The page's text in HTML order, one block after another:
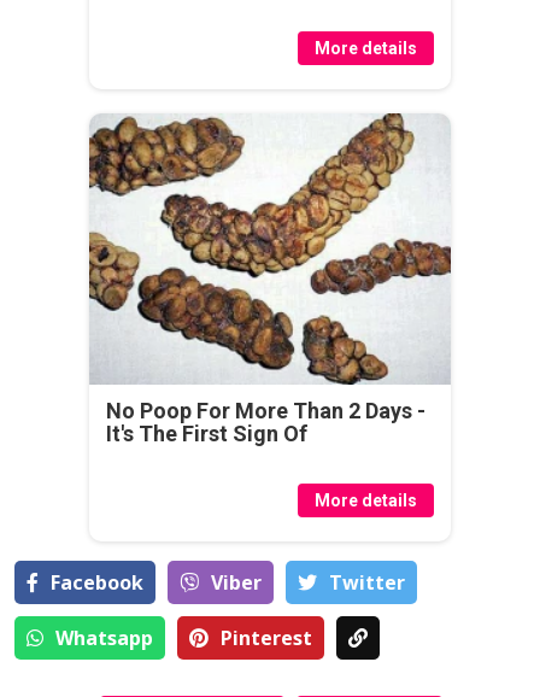
More details
No Poop For More Than 2 Days -
It's The First Sign Of
More details
Facebook Viber Тwitter
Whatsapp Pinterest